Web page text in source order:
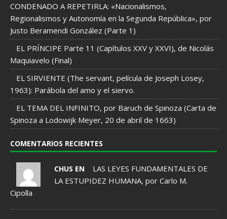
CONDENADO A REPETIRLA: «Nacionalismos,
Regionalismos y Autonomía en la Segunda República», por
Justo Beramendi González (Parte 1)
EL PRÍNCIPE Parte 11 (Capítulos XXV y XXVI), de Nicolás
Maquiavelo (Final)
EL SIRVIENTE (The servant, película de Joseph Losey,
1963): Parábola del amo y el siervo.
EL TEMA DEL INFINITO, por Baruch de Spinoza (Carta de
Spinoza a Lodowijk Meyer, 20 de abril de 1663)
COMENTARIOS RECIENTES
CHUS EN
LAS LEYES FUNDAMENTALES DE
LA ESTUPIDEZ HUMANA, por Carlo M.
Cipolla